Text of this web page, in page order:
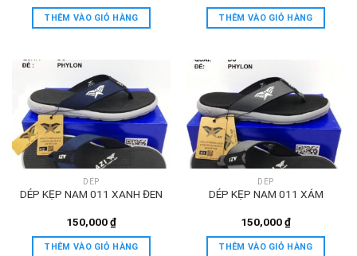
THÊM VÀO GIỎ HÀNG THÊM VÀO GIỎ HÀNG
DÉP
DÉP KẸP NAM 011 XANH ĐEN
150,000₫
THÊM VÀO GIỎ HÀNG
DÉP
DÉP KẸP NAM 011 XÁM
150,000₫
THÊM VÀO GIỎ HÀNG